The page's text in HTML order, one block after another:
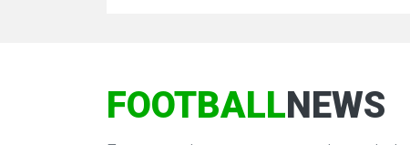
FOOTBALLNEWS